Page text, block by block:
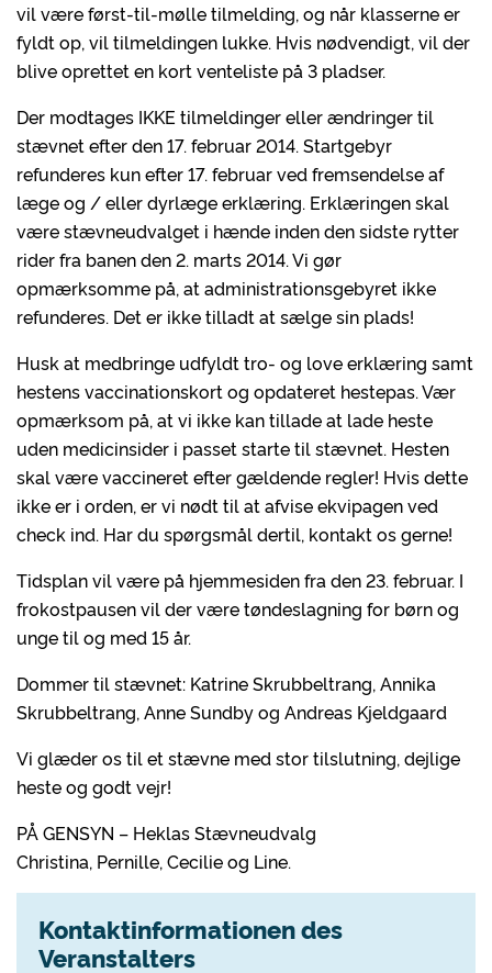
vil være først-til-mølle tilmelding, og når klasserne er
fyldt op, vil tilmeldingen lukke. Hvis nødvendigt, vil der
blive oprettet en kort venteliste på 3 pladser.
Der modtages IKKE tilmeldinger eller ændringer til
stævnet efter den 17. februar 2014. Startgebyr
refunderes kun efter 17. februar ved fremsendelse af
læge og / eller dyrlæge erklæring. Erklæringen skal
være stævneudvalget i hænde inden den sidste rytter
rider fra banen den 2. marts 2014. Vi gør
opmærksomme på, at administrationsgebyret ikke
refunderes. Det er ikke tilladt at sælge sin plads!
Husk at medbringe udfyldt tro- og love erklæring samt
hestens vaccinationskort og opdateret hestepas. Vær
opmærksom på, at vi ikke kan tillade at lade heste
uden medicinsider i passet starte til stævnet. Hesten
skal være vaccineret efter gældende regler! Hvis dette
ikke er i orden, er vi nødt til at afvise ekvipagen ved
check ind. Har du spørgsmål dertil, kontakt os gerne!
Tidsplan vil være på hjemmesiden fra den 23. februar. I
frokostpausen vil der være tøndeslagning for børn og
unge til og med 15 år.
Dommer til stævnet: Katrine Skrubbeltrang, Annika
Skrubbeltrang, Anne Sundby og Andreas Kjeldgaard
Vi glæder os til et stævne med stor tilslutning, dejlige
heste og godt vejr!
PÅ GENSYN – Heklas Stævneudvalg
Christina, Pernille, Cecilie og Line.
Kontaktinformationen des
Veranstalters